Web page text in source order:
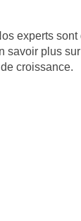
experts
savoir plus
croissance.